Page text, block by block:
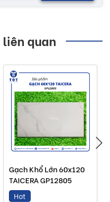
liên quan
Gạch Khổ Lớn 60x120
TAICERA GP12805
Hot